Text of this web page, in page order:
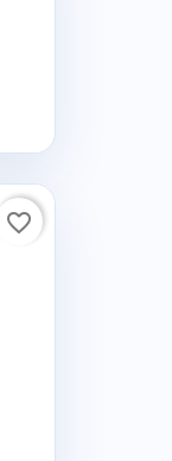
favorite_border